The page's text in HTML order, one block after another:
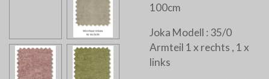
100cm
Joka Modell : 35/0
Armteil 1 x rechts , 1 x
links